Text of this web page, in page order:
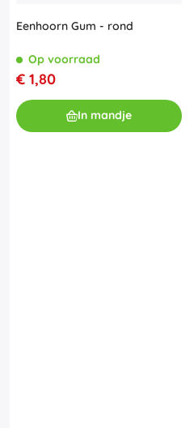
Eenhoorn Gum - rond
Op voorraad
€ 1,80
In mandje